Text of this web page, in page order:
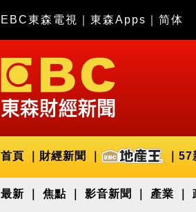
EBC東森電視 東森Apps 简体
首頁 財經新聞 57
最新 焦點 影音新聞 產業